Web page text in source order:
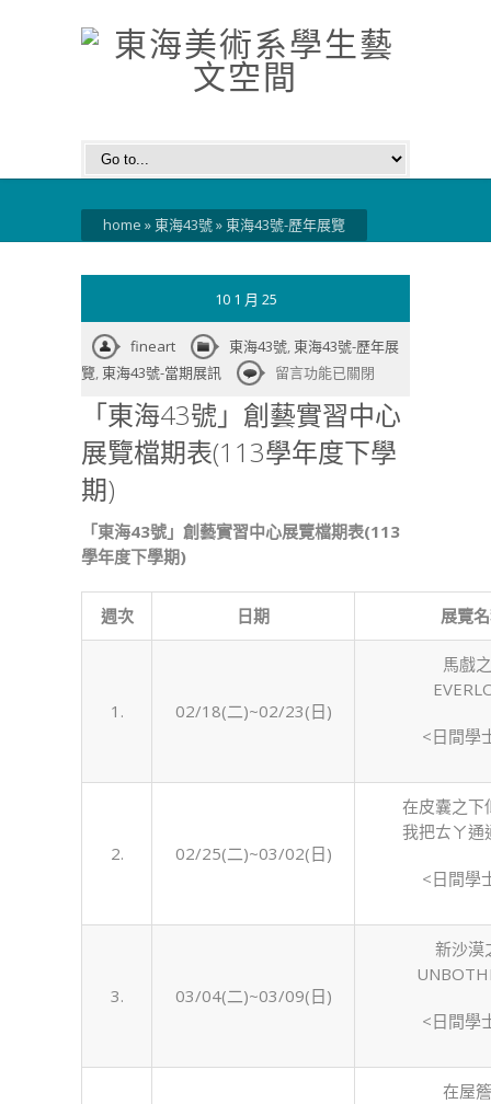
home »東海43號»東海43號-歷年展覽
10 1 月 25
fineart 東海43號, 東海43號-歷年展
覽, 東海43號-當期展訊
在
海
43
號」
藝
實
中
展
期
度
期)〉
留言功能已關閉
「東海43號」創藝實習中心
展覽檔期表(113學年度下學
期)
「東海43號」創藝實習中心展覽檔期表(113
學年度下學期)
週次 日期 展覽
1. 02/18(二)~02/23(日)
馬戲
<日間學
2. 02/25(二)~03/02(日)
在皮囊之
我把ㄊㄚ
<日間學
3. 03/04(二)~03/09(日)
新沙漠
<日間學
在屋